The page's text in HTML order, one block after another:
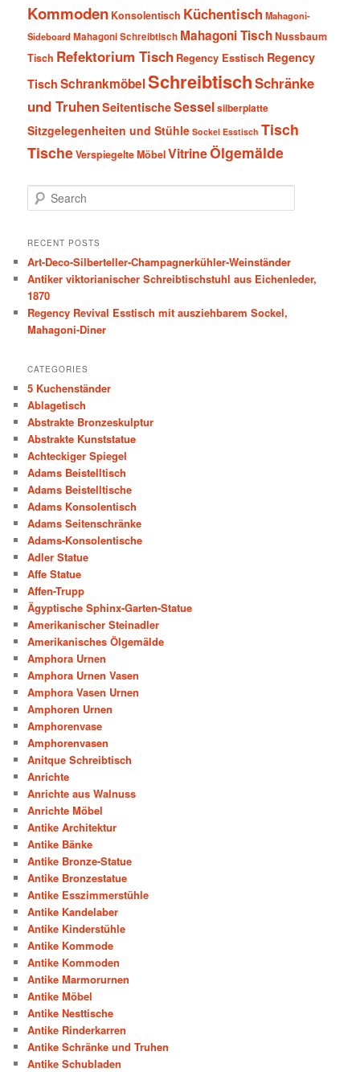
Kommoden Konsolentisch Küchentisch Mahagoni-
SideboardMahagoni Schreibtisch Mahagoni TischNussbaum
Tisch Refektorium Tisch Regency Esstisch Regency
Tisch SchrankmöbelSchreibtischSchränke
und TruhenSeitentischeSesselsilberplatte
Sitzgelegenheiten und Stühle Sockel Esstisch Tisch
TischeVerspiegelte MöbelVitrineÖlgemälde
e
r
h
RECENT POSTS
Art-Deco-Silberteller-Champagnerkühler-Weinständer
Antiker viktorianischer Schreibtischstuhl aus Eichenleder,
1870
Regency Revival Esstisch mit ausziehbarem Sockel,
Mahagoni-Diner
CATEGORIES
5 Kuchenständer
Ablagetisch
Abstrakte Bronzeskulptur
Abstrakte Kunststatue
Achteckiger Spiegel
Adams Beistelltisch
Adams Beistelltische
Adams Konsolentisch
Adams Seitenschränke
Adams-Konsolentische
Adler Statue
Affe Statue
Affen-Trupp
Ägyptische Sphinx-Garten-Statue
Amerikanischer Steinadler
Amerikanisches Ölgemälde
Amphora Urnen
Amphora Urnen Vasen
Amphora Vasen Urnen
Amphoren Urnen
Amphorenvase
Amphorenvasen
Anitque Schreibtisch
Anrichte
Anrichte aus Walnuss
Anrichte Möbel
Antike Architektur
Antike Bänke
Antike Bronze-Statue
Antike Bronzestatue
Antike Esszimmerstühle
Antike Kandelaber
Antike Kinderstühle
Antike Kommode
Antike Kommoden
Antike Marmorurnen
Antike Möbel
Antike Nesttische
Antike Rinderkarren
Antike Schränke und Truhen
Antike Schubladen